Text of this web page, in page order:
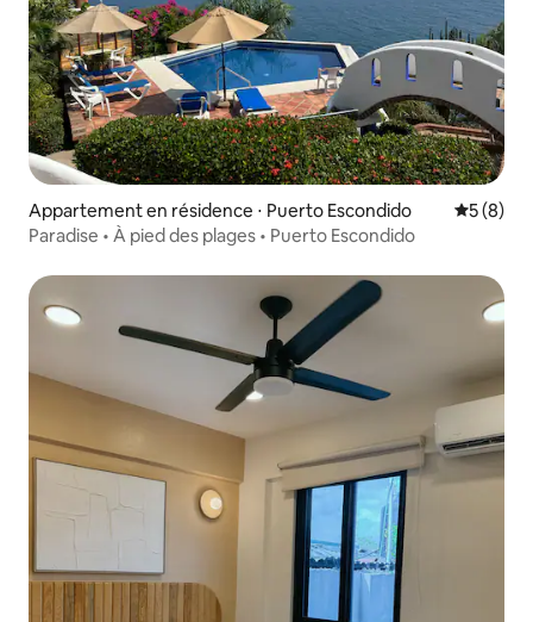
Appartement en résidence ⋅ Puerto Escondido
5 (8)
Paradise • À pied des plages • Puerto Escondido